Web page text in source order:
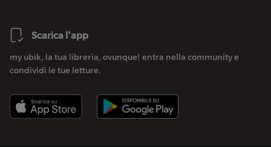
Scarica l'app
my ubik, la tua libreria, ovunque! entra nella community e
condividi le tue letture.